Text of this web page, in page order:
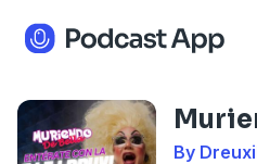
By